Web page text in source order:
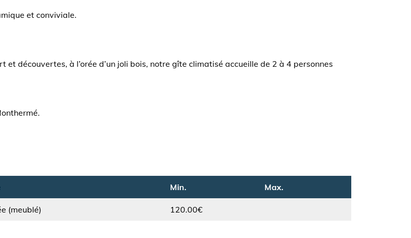
et conviviale.
découvertes, à l’orée d’un joli bois, notre gîte climatisé accueille de 2 à 4 personnes
(meublé)
Min.
120.00€
Max.